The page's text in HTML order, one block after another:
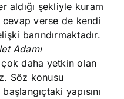
aldığı şekliyle kuram
cevap verse de kendi
barındırmaktadır.
Adamı
çok daha yetkin olan
Söz konusu
yapısını